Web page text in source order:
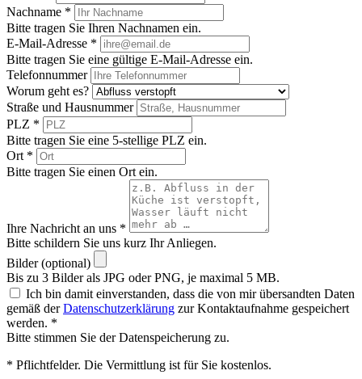
Dieses Formular ist durch reCAPTCHA geschützt. Es gelten die
Datenschutzbestimmungenund dieNutzungsbedingungen
Google.
Anfrage senden
Navigation
Start
Abflussreinigung
Übersicht
Ratgeber
Impressum
Datenschutz
Kontakt
Rohrreinigung vor Ort in Gutach (Schwarzwaldbahn)
info@rohrreinigung-vorort.de